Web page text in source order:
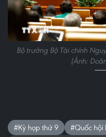
Bộ trưởng Bộ Tài chính
(Ảnh:
#Kỳ họp thứ 9
#Quốc hội